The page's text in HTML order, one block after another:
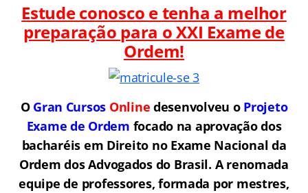
Estude conosco e tenha a melhor
preparação para oXXI Exame de
Ordem!
O Gran Cursos Online desenvolveu o Projeto
Exame de Ordem focado na aprovação dos
bacharéis em Direito no Exame Nacional da
Ordem dos Advogados do Brasil. A renomada
equipe de professores, formada por mestres,